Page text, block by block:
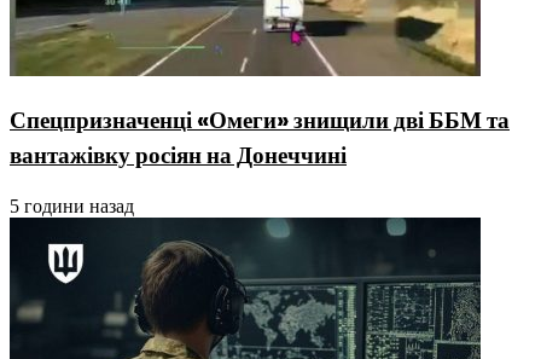
Спецпризначенці «Омеги» знищили дві ББМ та
вантажівку росіян на Донеччині
5 години назад